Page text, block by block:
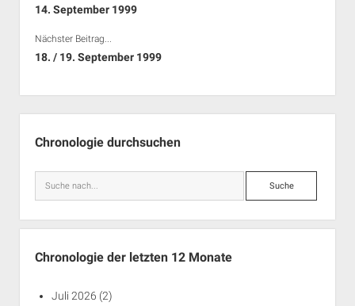
14. September 1999
Nächster Beitrag...
18. / 19. September 1999
Chronologie durchsuchen
Suche
Chronologie der letzten 12 Monate
Juli 2026 (2)